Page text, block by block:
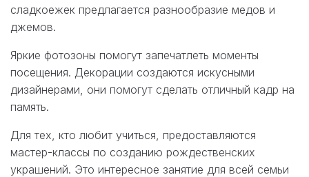
сладкоежек предлагается разнообразие медов и
джемов.
Яркие фотозоны помогут запечатлеть моменты
посещения. Декорации создаются искусными
дизайнерами, они помогут сделать отличный кадр на
память.
Для тех, кто любит учиться, предоставляются
мастер-классы по созданию рождественских
украшений. Это интересное занятие для всей семьи